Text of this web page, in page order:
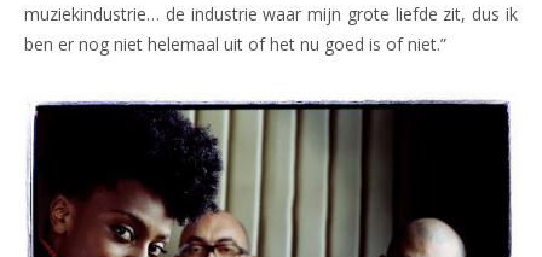
muziekindustrie… de industrie waar mijn grote liefde zit, dus ik
ben er nog niet helemaal uit of het nu goed is of niet.”